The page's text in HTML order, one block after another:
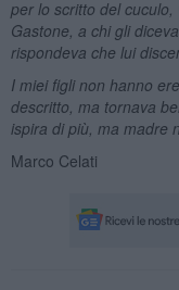
per lo scritto del
Gastone, a chi gli
rispondeva che lui
I miei figli non hanno
descritto, ma tornava
ispira di più, ma madre
Marco Celati